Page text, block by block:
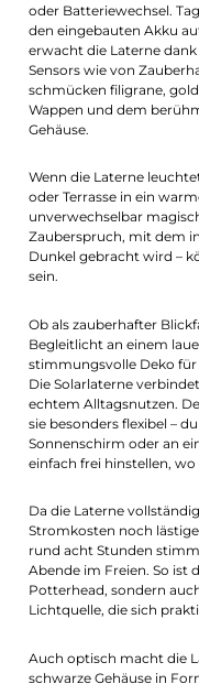
oder Batteriewechsel.
den eingebauten Akku
erwacht die Laterne
Sensors wie von
schmücken filigrane,
Wappen und dem
Gehäuse.
Wenn die Laterne
oder Terrasse in ein
unverwechselbar
Zauberspruch, mit dem
Dunkel gebracht wird –
sein.
Ob als zauberhafter
Begleitlicht an einem
stimmungsvolle Deko
Die Solarlaterne
echtem Alltagsnutzen.
sie besonders flexibel –
Sonnenschirm oder an
einfach frei hinstellen,
Da die Laterne
Stromkosten noch
rund acht Stunden
Abende im Freien. So ist
Potterhead, sondern
Lichtquelle, die sich
Auch optisch macht die
schwarze Gehäuse in